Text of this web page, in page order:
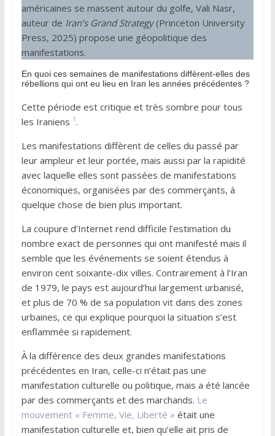
américaines se massent autour du golfe, Vali Nasr,
auteur de Iran’s Grand Strategy(Princeton University
Press, 2025) propose une géopolitique des
manifestations.
En quoi ces semaines de manifestations diffèrent-elles des
rébellions qui ont eu lieu en Iran les années précédentes ?
Cette période est critique et très sombre pour tous
les Iraniens 1 .
Les manifestations diffèrent de celles du passé par
leur ampleur et leur portée, mais aussi par la rapidité
avec laquelle elles sont passées de manifestations
économiques, organisées par des commerçants, à
quelque chose de bien plus important.
La coupure d’Internet rend difficile l’estimation du
nombre exact de personnes qui ont manifesté mais il
semble que les événements se soient étendus à
environ cent soixante-dix villes. Contrairement à l’Iran
de 1979, le pays est aujourd’hui largement urbanisé,
et plus de 70 % de sa population vit dans des zones
urbaines, ce qui explique pourquoi la situation s’est
enflammée si rapidement.
À la différence des deux grandes manifestations
précédentes en Iran, celle-ci n’était pas une
manifestation culturelle ou politique, mais a été lancée
par des commerçants et des marchands. Le
mouvement « Femme, Vie, Liberté » était une
manifestation culturelle et, bien qu’elle ait pris de